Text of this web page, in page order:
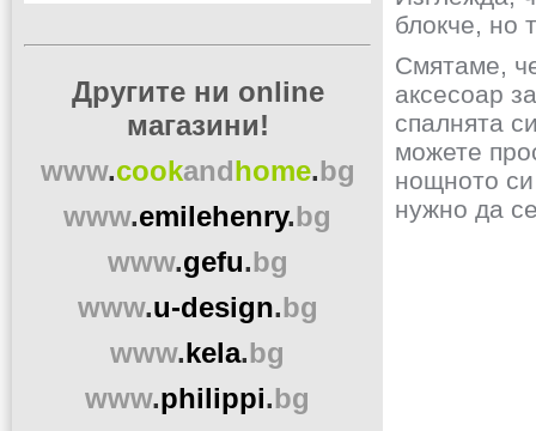
блокче, но
Смятаме,
аксесоар
спалнята
можете
нощното
нужно да
Другите ни online
магазини!
www.cookandhome.bg
www.emilehenry.bg
www.gefu.bg
www.u-design.bg
www.kela.bg
www.philippi.bg